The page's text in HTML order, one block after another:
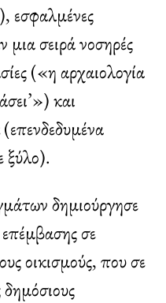
εσφαλμένες
μια σειρά νοσηρές
(«η αρχαιολογία
και
ξύλο).
δημιούργησε
σε
οικισμούς, που σε